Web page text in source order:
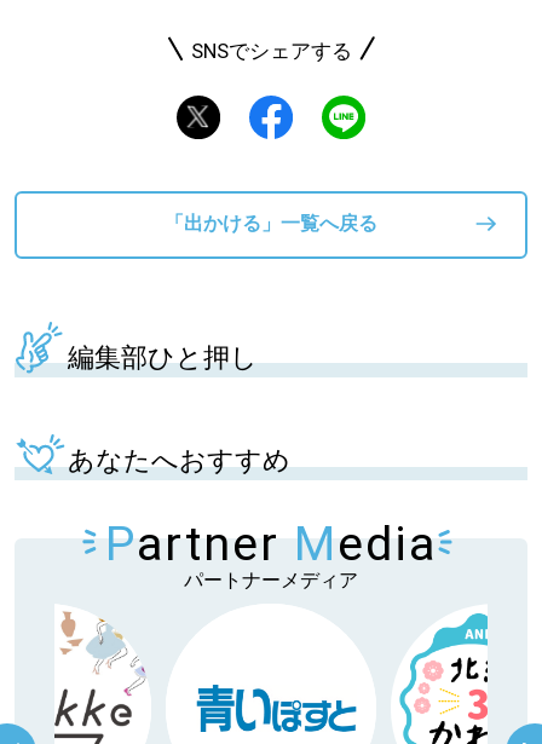
SNSでシェアする
「出かける」一覧へ戻る
編集部ひと押し
あなたへおすすめ
Partner Media
パートナーメディア